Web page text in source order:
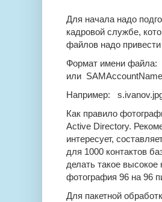
Для начала надо
кадровой службе,
файлов надо
Формат имени
или
Например:
Как правило
Active Directory.
интересует,
для 1000 контактов
делать такое
фотография 96 на 96
Для пакетной